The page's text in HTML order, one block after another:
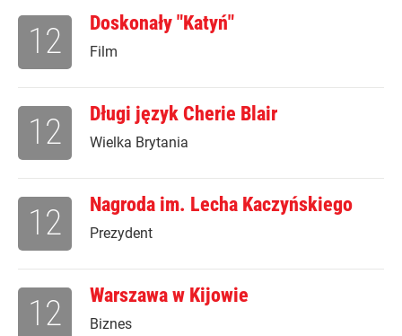
Doskonały "Katyń"
Film
12
Długi język Cherie Blair
Wielka Brytania
12
Nagroda im. Lecha Kaczyńskiego
Prezydent
12
Warszawa w Kijowie
Biznes
12